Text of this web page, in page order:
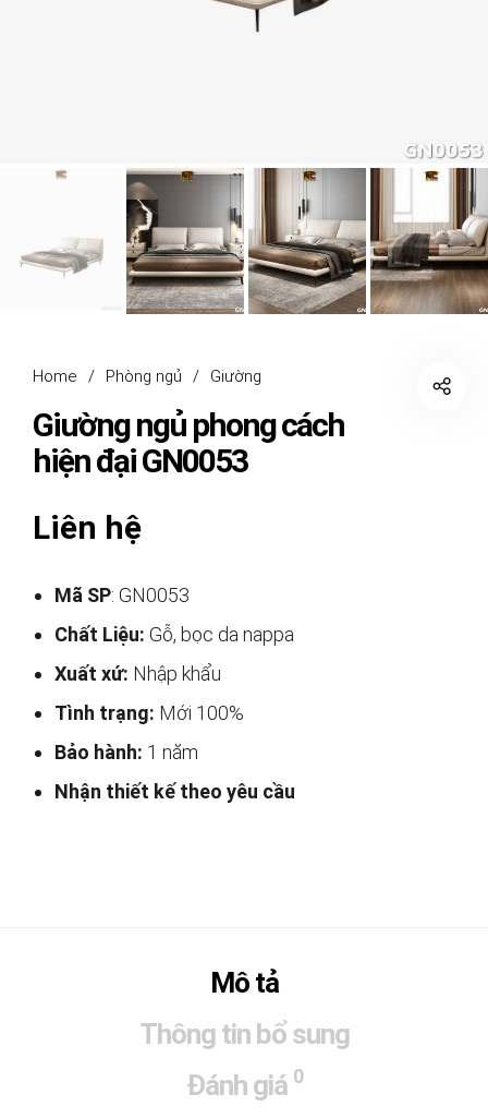
Home / Phòng ngủ / Giường
Giường ngủ phong cách
hiện đại GN0053
Liên hệ
Mã SP: GN0053
Chất Liệu: Gỗ, bọc da nappa
Xuất xứ: Nhập khẩu
Tình trạng: Mới 100%
Bảo hành: 1 năm
Nhận thiết kế theo yêu cầu
Mô tả
Thông tin bổ sung
Đánh giá 0